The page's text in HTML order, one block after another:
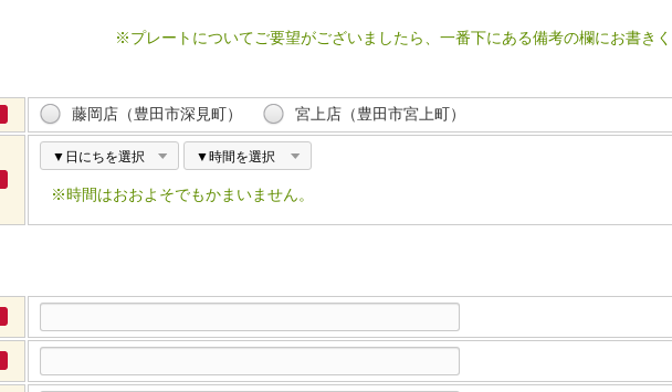
※プレートについてご要望がございましたら、一番下にある備考の欄にお書き
藤岡店（豊田市深見町） 宮上店（豊田市宮上町）
※時間はおおよそでもかまいません。